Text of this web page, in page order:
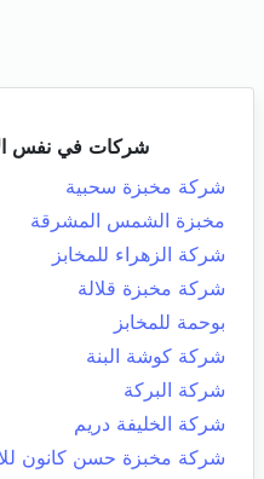
شركات في نفس
شركة مخبزة سحبية
مخبزة الشمس المشرقة
شركة الزهراء للمخابز
شركة مخبزة قلالة
بوحمة للمخابز
شركة كوشة البنة
شركة البركة
شركة الخليفة دريم
شركة مخبزة حسن كانون